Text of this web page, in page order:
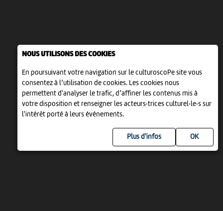
NOUS UTILISONS DES COOKIES
En poursuivant votre navigation sur le culturoscoPe site vous
consentez à l’utilisation de cookies. Les cookies nous
permettent d'analyser le trafic, d’affiner les contenus mis à
votre disposition et renseigner les acteurs·trices culturel·le·s sur
l'intérêt porté à leurs événements.
Plus d'infos